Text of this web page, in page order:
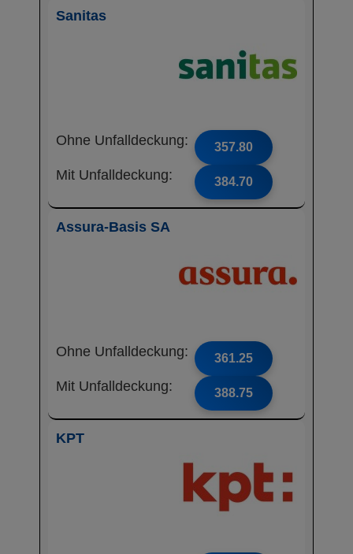
Sanitas
Ohne Unfalldeckung: 357.80
Mit Unfalldeckung: 384.70
Assura-Basis SA
Ohne Unfalldeckung: 361.25
Mit Unfalldeckung: 388.75
KPT